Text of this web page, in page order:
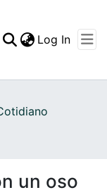
Log In
un oso